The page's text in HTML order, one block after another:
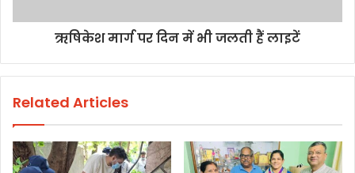
ऋषिकेश मार्ग पर दिन में भी जलती हैं लाइटें
Related Articles